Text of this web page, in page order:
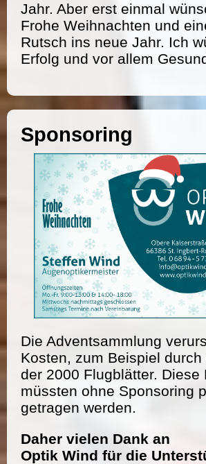
Jahr. Aber erst einmal
Frohe Weihnachten und
Rutsch ins neue Jahr. Ich
Erfolg und vor allem
Sponsoring
Die Adventsammlung
Kosten, zum Beispiel durch
der 2000 Flugblätter. Diese
müssten ohne Sponsoring
getragen werden.
Daher vielen Dank an
Optik Wind für die